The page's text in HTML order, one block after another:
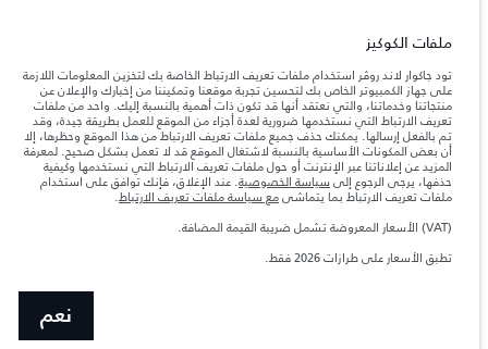
تعكس الأوزان المذكورة مواصفات السيارة القياسية. سوف تؤثر الإكسسوارات وغيرها من
العناصر المثبتة بعد نقطة التصنيع في الحمولة. تأكد من عدم تجاوز الوزن الإجمالي للسيارة
والحمولة.
المعلومات والمواصفات والأسعار والألوان المذكورة على هذا الموقع قد تختلف من بلد إلى
آخر، كما أنّها قد تتغير بدون إشعار مسبق. الرجاء التواصل مع وكيلنا المحلي للتأكد من توفّرها
والتحقق من الأسعار.
ملاحظة مهمة حول الصور والمواصفات. إن النقص العالمي في أشباه الموصلات يؤثر حاليًا
في مواصفات تصميم السيارات وتوفر الخيارات وتوقيتات التصاميم. هذا ظرف ديناميكي
للغاية، ونتيجة لذلك، قد لا تمثّل الصور المستخدَمة ضمن موقع الويب حاليًا المواصفات الحالية
بالكامل بالنسبة إلى الميزات والخيارات والحلية ومجموعات الألوان. يرجى استشارة وكيلك الذي
سيتمكّن من تأكيد أي تقييدات حالية معك للسماح لك باتخاذ قرار مدروس
الأرقام المقدمة هي نتيجة لاختبارات المصنع الرسمية وفقاً لتشريعات الاتحاد الأوروبي. قد
ملفات الكوكيز
تود جاكوار لاند روڤر استخدام ملفات تعريف الارتباط الخاصة بك لتخزين المعلومات اللازمة
على جهاز الكمبيوتر الخاص بك لتحسين تجربة موقعنا وتمكيننا من إخبارك والإعلان عن
منتجاتنا وخدماتنا، والتي نعتقد أنها قد تكون ذات أهمية بالنسبة إليك. واحد من ملفات
تعريف الارتباط التي نستخدمها ضرورية لعدة أجزاء من الموقع للعمل بطريقة جيدة، وقد
تم بالفعل إرسالها. يمكنك حذف جميع ملفات تعريف الارتباط من هذا الموقع وحظرها، إلا
أن بعض المكونات الأساسية بالنسبة لاشتغال الموقع قد لا تعمل بشكل صحيح. لمعرفة
المزيد عن إعلاناتنا عبر الإنترنت أو حول ملفات تعريف الارتباط التي نستخدمها وكيفية
حذفها، يرجى الرجوع إلى سياسة الخصوصية. عند الإغلاق، فإنك توافق على استخدام
ملفات تعريف الارتباط بما يتماشىمع سياسة ملفات تعريف الارتباط.
(VAT) الأسعار المعروضة تشمل ضريبة القيمة المضافة.
تطبق الأسعار على طرازات 2026 فقط.
نعم